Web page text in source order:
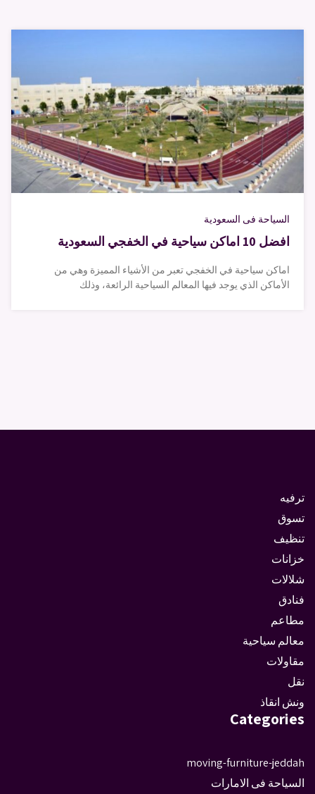
السياحة فى السعودية
افضل 10 اماكن سياحية في الخفجي السعودية
اماكن سياحية في الخفجي تعبر من الأشياء المميزة وهي من
الأماكن الذي يوجد فيها المعالم السياحية الرائعة، وذلك
ترفيه
تسوق
تنظيف
خزانات
شلالات
فنادق
مطاعم
معالم سياحية
مقاولات
نقل
ونش انقاذ
Categories
moving-furniture-jeddah
السياحة فى الامارات